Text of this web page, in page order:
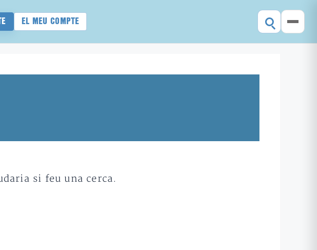
EL MEU COMPTE
si feu una cerca.